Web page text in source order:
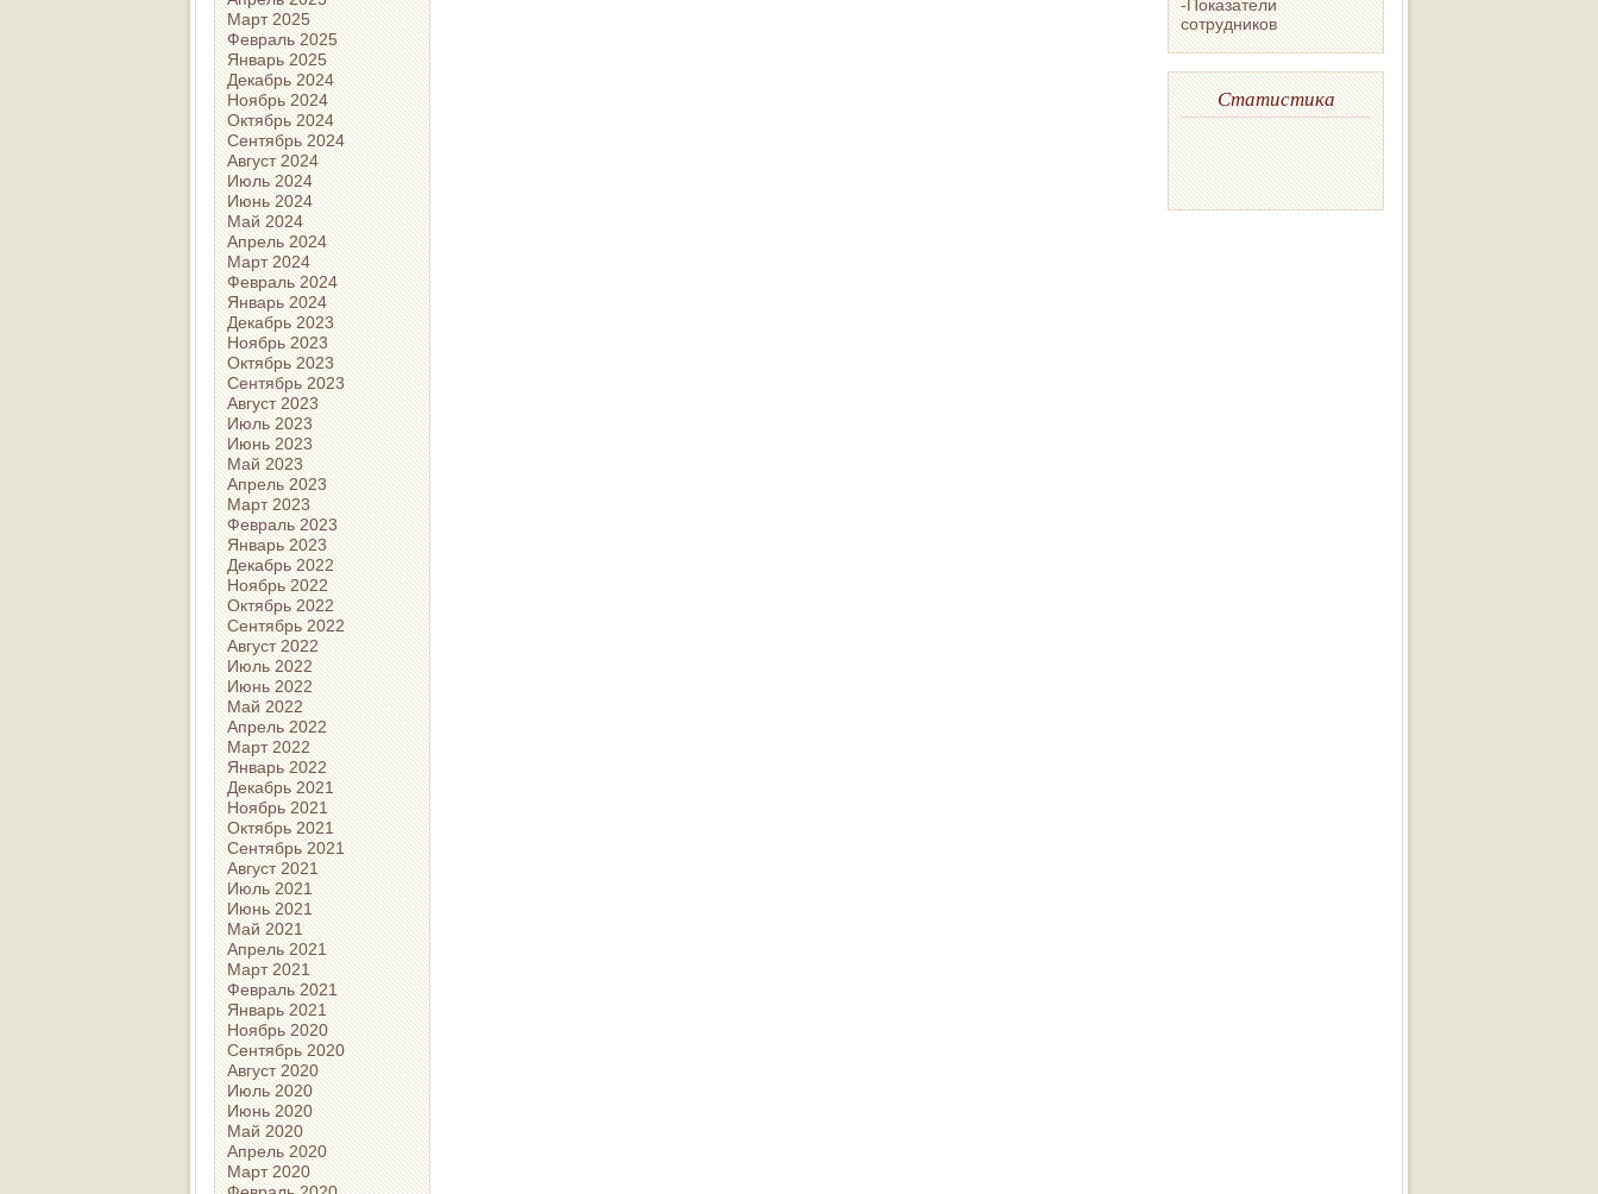
Март 2025
Февраль 2025
Январь 2025
Декабрь 2024
Ноябрь 2024
Октябрь 2024
Сентябрь 2024
Август 2024
Июль 2024
Июнь 2024
Май 2024
Апрель 2024
Март 2024
Февраль 2024
Январь 2024
Декабрь 2023
Ноябрь 2023
Октябрь 2023
Сентябрь 2023
Август 2023
Июль 2023
Июнь 2023
Май 2023
Апрель 2023
Март 2023
Февраль 2023
Январь 2023
Декабрь 2022
Ноябрь 2022
Октябрь 2022
Сентябрь 2022
Август 2022
Июль 2022
Июнь 2022
Май 2022
Апрель 2022
Март 2022
Январь 2022
Декабрь 2021
Ноябрь 2021
Октябрь 2021
Сентябрь 2021
Август 2021
Июль 2021
Июнь 2021
Май 2021
Апрель 2021
Март 2021
Февраль 2021
Январь 2021
Ноябрь 2020
Сентябрь 2020
Август 2020
Июль 2020
Июнь 2020
Май 2020
Апрель 2020
Март 2020
-Показатели
сотрудников
Статистика